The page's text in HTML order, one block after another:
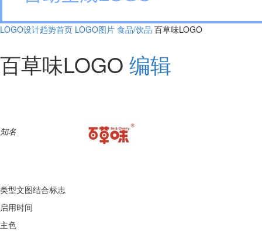
LOGO设计趋势首页 LOGO图片 食品/饮品 百草味LOGO
百草味LOGO 编辑
知名
类型文图结合标志
启用时间
主色